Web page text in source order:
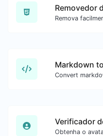
Removedor
Markdown
Verificador